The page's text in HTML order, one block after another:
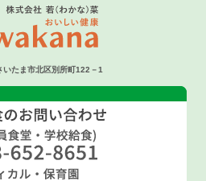
いたま市北区別所町122－1